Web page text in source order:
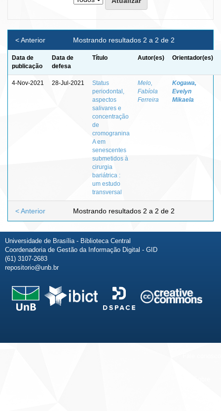
Mostrando resultados 2 a 2 de 2
< Anterior
Data de
publicação
Data de
defesa
Título Autor(es) Orientador(es)
4-Nov-2021 28-Jul-2021
Status
periodontal,
aspectos
salivares e
concentração
de
cromogranina
A em
senescentes
submetidos à
cirurgia
bariátrica :
um estudo
transversal
Melo,
Fabíola
Ferreira
Kogawa,
Evelyn
Mikaela
Mostrando resultados 2 a 2 de 2
< Anterior
Universidade de Brasília - Biblioteca Central
Coordenadoria de Gestão da Informação Digital - GID
(61) 3107-2683
repositorio@unb.br